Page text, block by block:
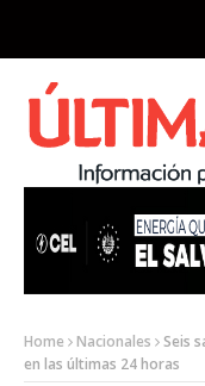
Home Nacionales
Seis
en las últimas 24 horas